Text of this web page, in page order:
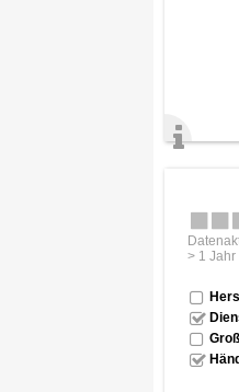
> 1 Jahr